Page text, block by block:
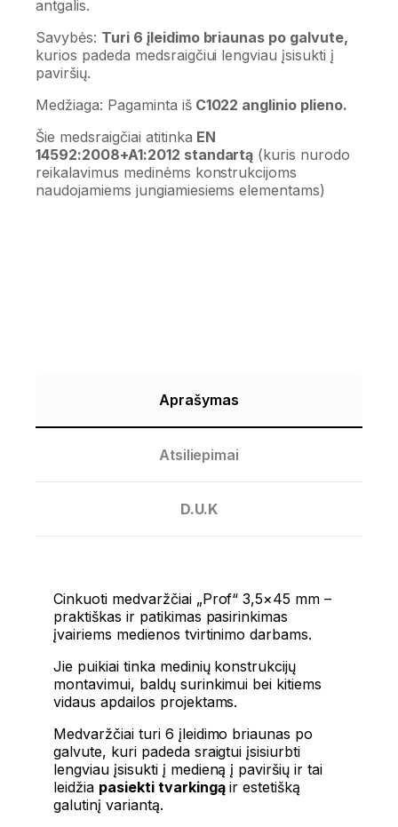
antgalis.
Savybės: Turi 6 įleidimo briaunas po galvute,
kurios padeda medsraigčiui lengviau įsisukti į
paviršių.
Medžiaga: Pagaminta išC1022 anglinio plieno.
Šie medsraigčiai atitinka EN
14592:2008+A1:2012 standartą (kuris nurodo
reikalavimus medinėms konstrukcijoms
naudojamiems jungiamiesiems elementams)
Aprašymas
Atsiliepimai
D.U.K
Cinkuoti medvaržčiai „Prof“ 3,5×45 mm –
praktiškas ir patikimas pasirinkimas
įvairiems medienos tvirtinimo darbams.
Jie puikiai tinka medinių konstrukcijų
montavimui, baldų surinkimui bei kitiems
vidaus apdailos projektams.
Medvaržčiai turi 6 įleidimo briaunas po
galvute, kuri padeda sraigtui įsisiurbti
lengviau įsisukti į medieną į paviršių ir tai
leidžia pasiekti tvarkingąir estetišką
galutinį variantą.